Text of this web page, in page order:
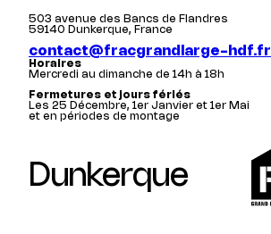
503 avenue des Bancs de Flandres
59140 Dunkerque, France
contact@fracgrandlarge-hdf.fr
Horaires
Mercredi au dimanche de 14h à 18h
Fermetures et jours fériés
Les 25 Décembre, 1er Janvier et 1er Mai
et en périodes de montage
Dunkerque